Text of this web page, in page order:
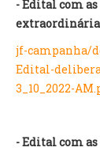
EDITAIS
PLANO E
RELATÓRIO E
INVENTÁRIO
- Edital com
extraordinária
jf-campanha/
Edital-
3_10_2022-
- Edital com